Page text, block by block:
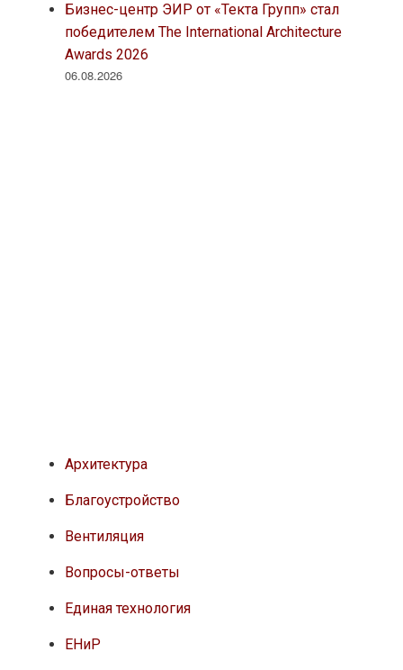
Бизнес-центр ЭИР от «Текта Групп» стал
победителем The International Architecture
Awards 2026
06.08.2026
Архитектура
Благоустройство
Вентиляция
Вопросы-ответы
Единая технология
ЕНиР